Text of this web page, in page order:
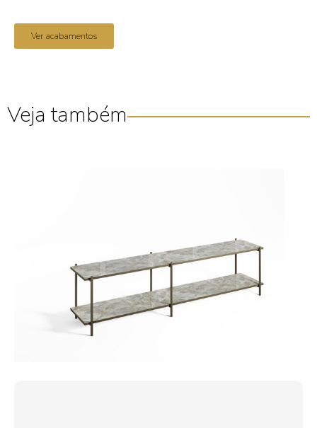
Ver acabamentos
Veja também